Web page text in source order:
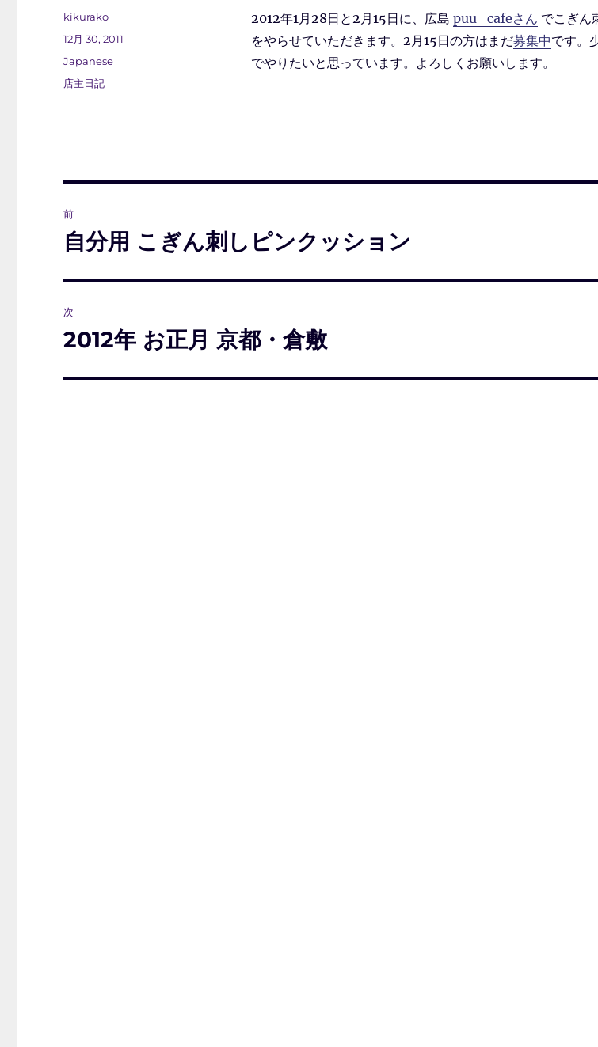
2012年1月28日と2月15日に、広島 puu_cafeさん でこぎん
をやらせていただきます。2月15日の方はまだ募集中です。
でやりたいと思っています。よろしくお願いします。
投
稿
kikurako
投
12月 30, 2011
カ
テ
Japanese
タ
店主日記
稿
ゲ
前
前
投
稿:
自分用 こぎん刺しピンクッション
次
次
投
2012年 お正月 京都・倉敷